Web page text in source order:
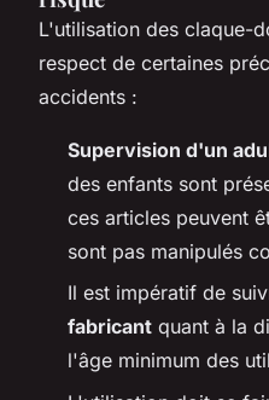
L'utilisation des claque-
respect de certaines
accidents :
Supervision d'un
des enfants sont
ces articles peuvent
sont pas manipulés
Il est impératif de
fabricant quant à la
l'âge minimum des